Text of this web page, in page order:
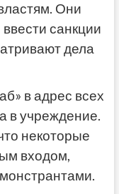
Они
санкции
дела
в адрес всех
в учреждение.
некоторые
входом,